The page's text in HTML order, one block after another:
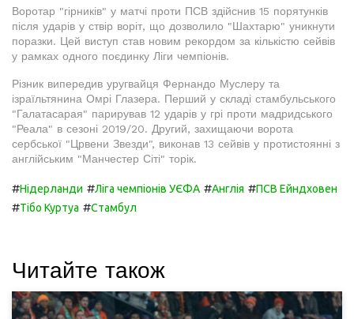
Воротар "гірників" у матчі проти ПСВ здійснив 15 порятунків
після ударів у ствір воріт, що дозволило "Шахтарю" уникнути
поразки. Цей виступ став новим рекордом за кількістю сейвів
у рамках одного поєдинку Ліги чемпіонів.
Різник випередив уругвайця Фернандо Муслеру та
ізраїльтянина Омрі Глазера. Перший у складі стамбульського
"Галатасарая" парирував 12 ударів у грі проти мадридського
"Реала" в сезоні 2019/20. Другий, захищаючи ворота
сербської "Црвени Звезди", виконав 13 сейвів у протистоянні з
англійським "Манчестер Сіті" торік.
#Нідерланди #Ліга чемпіонів УЄФА #Англія #ПСВ Ейндховен
#Тібо Куртуа #Стамбул
Читайте також